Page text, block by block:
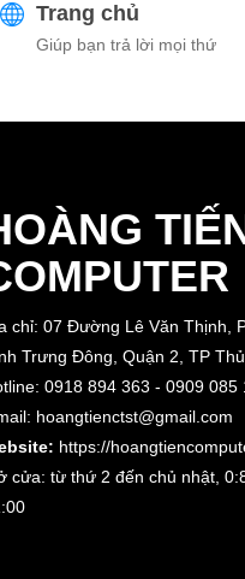
Trang chủ
Giúp bạn trả lời mọi thứ
chỉ: 07 Đường Lê Văn Thịnh,
Trưng Đông, Quận 2, TP
0918 894 363 - 0909 085
hoangtienctst@gmail.com
https://
cửa: từ thứ 2 đến chủ nhật,